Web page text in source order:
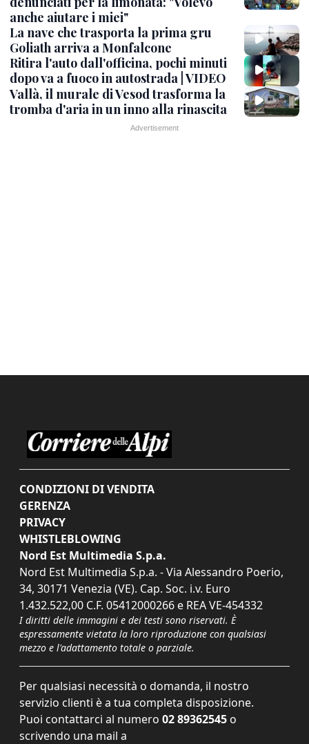
anche aiutare i miei"
La nave che trasporta la prima gru
Goliath arriva a Monfalcone
Ritira l'auto dall'officina, pochi minuti
dopo va a fuoco in autostrada | VIDEO
Vallà, il murale di Vesod trasforma la
tromba d'aria in un inno alla rinascita
CONDIZIONI DI VENDITA
GERENZA
PRIVACY
WHISTLEBLOWING
Nord Est Multimedia S.p.a.
Nord Est Multimedia S.p.a. - Via Alessandro Poerio,
34, 30171 Venezia (VE). Cap. Soc. i.v. Euro
1.432.522,00 C.F. 05412000266 e REA VE-454332
I diritti delle immagini e dei testi sono riservati. È
espressamente vietata la loro riproduzione con qualsiasi
mezzo e l'adattamento totale o parziale.
Per qualsiasi necessità o domanda, il nostro
servizio clienti è a tua completa disposizione.
Puoi contattarci al numero 02 89362545 o
scrivendo una mail a